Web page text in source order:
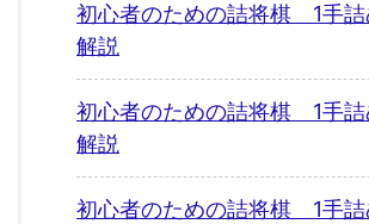
初心者のための詰将棋 1手
解説
初心者のための詰将棋 1手
解説
初心者のための詰将棋 1手